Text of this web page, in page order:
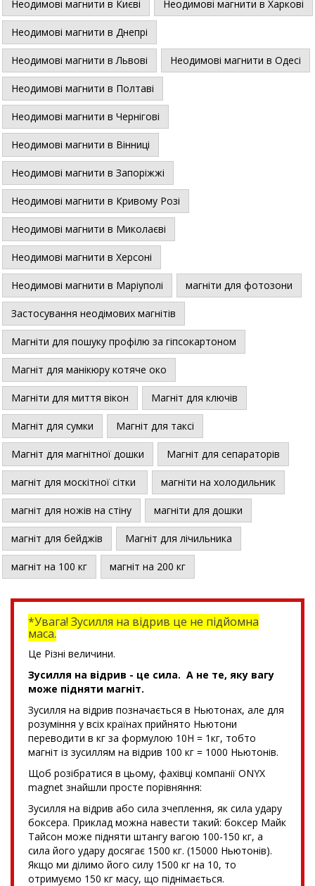
Неодимові магнити в Києві Неодимові магнити в Харкові
Неодимові магнити в Днепрі
Неодимові магнити в Львові Неодимові магнити в Одесі
Неодимові магнити в Полтаві
Неодимові магнити в Чернігові
Неодимові магнити в Вінниці
Неодимові магнити в Запоріжжі
Неодимові магнити в Кривому Розі
Неодимові магнити в Миколаєві
Неодимові магнити в Херсоні
Неодимові магнити в Маріуполі магніти для фотозони
Застосування неодімових магнітів
Магніти для пошуку профілю за гіпсокартоном
Магніт для манікюру котяче око
Магніти для миття вікон Магніт для ключів
Магніт для сумки Магніт для таксі
Магніт для магнітної дошки Магніт для сепараторів
магніт для москітної сітки магніти на холодильник
магніт для ножів на стіну магніти для дошки
магніт для бейджів Магніт для лічильника
магніт на 100 кг магніт на 200 кг
*Увага! Зусилля на відрив це не підйомна
маса.
Це Різні величини.
Зусилля на відрив - це сила. А не те, яку вагу
може підняти магніт.
Зусилля на відрив позначається в Ньютонах, але для
розуміння у всіх країнах прийнято Ньютони
переводити в кг за формулою 10Н = 1кг, тобто
магніт із зусиллям на відрив 100 кг = 1000 Ньютонів.
Щоб розібратися в цьому, фахівці компанії ONYX
magnet знайшли просте порівняння:
Зусилля на відрив або сила зчеплення, як сила удару
боксера. Приклад можна навести такий: боксер Майк
Тайсон може підняти штангу вагою 100-150 кг, а
сила його удару досягає 1500 кг. (15000 Ньютонів).
Якщо ми ділимо його силу 1500 кг на 10, то
отримуємо 150 кг масу, що піднімається.